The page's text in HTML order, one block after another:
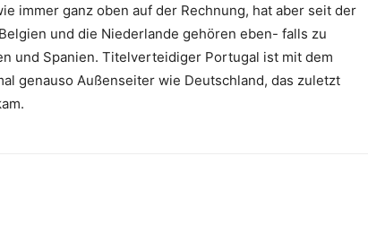
immer ganz oben auf der Rechnung, hat aber seit der
und die Niederlande gehören eben- falls zu
und Spanien. Titelverteidiger Portugal ist mit dem
genauso Außenseiter wie Deutschland, das zuletzt